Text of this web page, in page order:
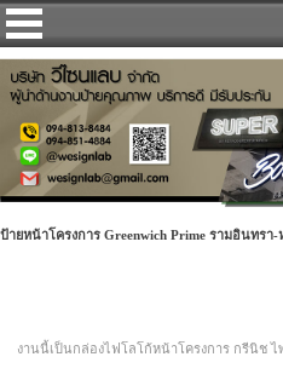
ป้ายหน้าโครงการ Greenwich Prime รามอินทรา-
งานนี้เป็นกล่องไฟโลโก้หน้าโครงการ กรีนิช ไ